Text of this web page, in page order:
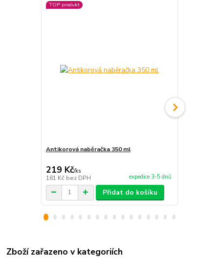
TOP produkt
Antikorová naběračka 350 ml
219 Kč/ks
181 Kč bez DPH expedice 3-5 dnů
Přidat do košíku
Zboží zařazeno v kategoriích